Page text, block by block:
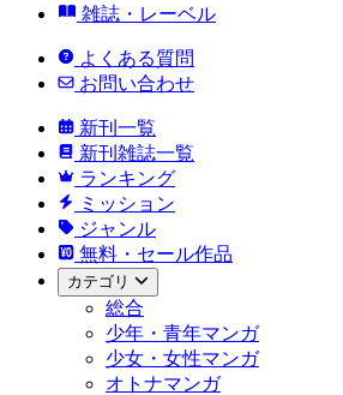
雑誌・レーベル
よくある質問
お問い合わせ
新刊一覧
新刊雑誌一覧
ランキング
ミッション
ジャンル
無料・セール作品
カテゴリ
総合
少年・青年マンガ
少女・女性マンガ
オトナマンガ